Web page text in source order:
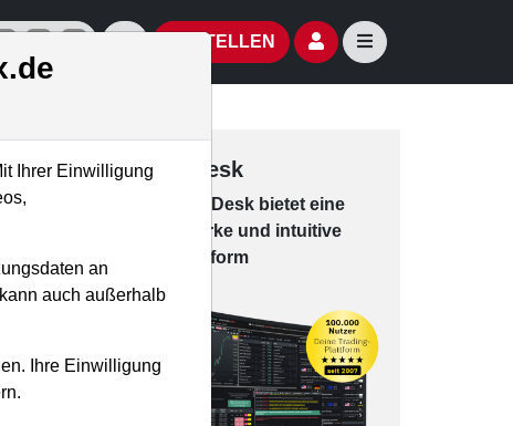
Social Media-Accounts
Aktien- und Artikelsuche öffnen
BESTELLEN Seitennavigation
Trading-Desk
Desk bie­tet eine
leis­tungs­star­ke und in­tui­tive
Han­dels­platt­form
Ihrer Einwilligung
an
auch außerhalb
Ihre Einwilligung